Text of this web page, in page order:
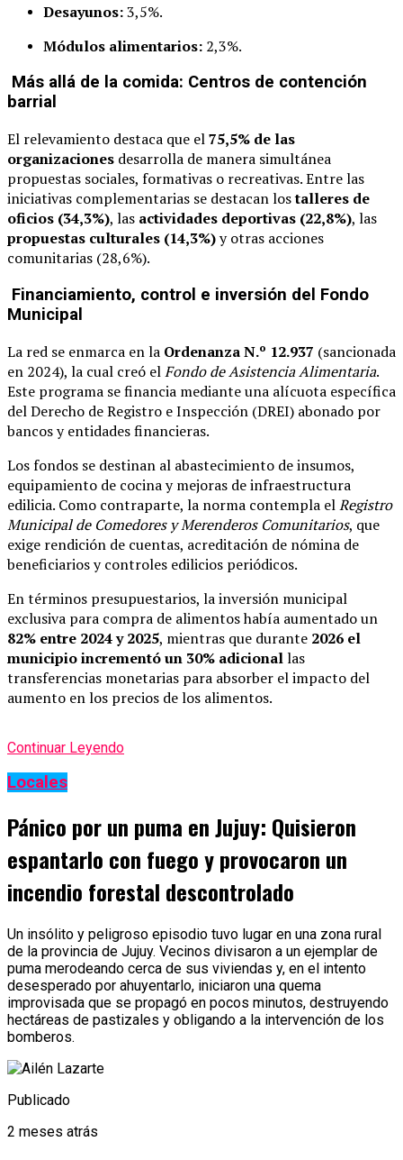
Desayunos:3,5%.
Módulos alimentarios: 2,3%.
Más allá de la comida: Centros de contención
barrial
El relevamiento destaca que el75,5% de las
organizaciones desarrolla de manera simultánea
propuestas sociales, formativas o recreativas. Entre las
iniciativas complementarias se destacan lostalleres de
oficios (34,3%), las actividades deportivas (22,8%), las
propuestas culturales (14,3%)y otras acciones
comunitarias (28,6%).
Financiamiento, control e inversión del Fondo
Municipal
La red se enmarca en la Ordenanza N.º 12.937 (sancionada
en 2024), la cual creó elFondo de Asistencia Alimentaria.
Este programa se financia mediante una alícuota específica
del Derecho de Registro e Inspección (DREI) abonado por
bancos y entidades financieras.
Los fondos se destinan al abastecimiento de insumos,
equipamiento de cocina y mejoras de infraestructura
edilicia. Como contraparte, la norma contempla elRegistro
Municipal de Comedores y Merenderos Comunitarios, que
exige rendición de cuentas, acreditación de nómina de
beneficiarios y controles edilicios periódicos.
En términos presupuestarios, la inversión municipal
exclusiva para compra de alimentos había aumentado un
82% entre 2024 y 2025, mientras que durante 2026 el
municipio incrementó un 30% adicionallas
transferencias monetarias para absorber el impacto del
aumento en los precios de los alimentos.
Continuar Leyendo
Locales
Pánico por un puma en Jujuy: Quisieron
espantarlo con fuego y provocaron un
incendio forestal descontrolado
Un insólito y peligroso episodio tuvo lugar en una zona rural
de la provincia de Jujuy. Vecinos divisaron a un ejemplar de
puma merodeando cerca de sus viviendas y, en el intento
desesperado por ahuyentarlo, iniciaron una quema
improvisada que se propagó en pocos minutos, destruyendo
hectáreas de pastizales y obligando a la intervención de los
bomberos.
Publicado
2 meses atrás